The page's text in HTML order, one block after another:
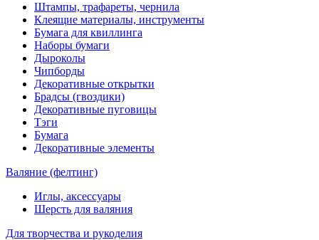
Штампы, трафареты, чернила
Клеящие материалы, инструменты
Бумага для квиллинга
Наборы бумаги
Дыроколы
Чипборды
Декоративные открытки
Брадсы (гвоздики)
Декоративные пуговицы
Тэги
Бумага
Декоративные элементы
Валяние (фелтинг)
Иглы, аксессуары
Шерсть для валяния
Для творчества и рукоделия